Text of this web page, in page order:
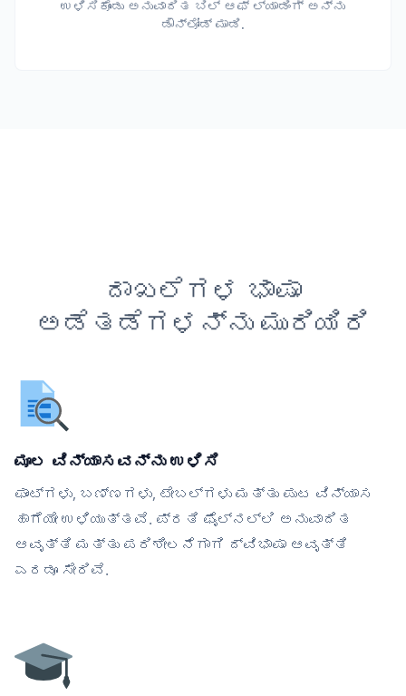
ಉಳಿಸಿಕೊಂಡು ಅನುವಾದಿತ ಬಿಲ್ ಆಫ್ ಲ್ಯಾಡಿಂಗ್ ಅನ್ನು
ಡೌನ್‌ಲೋಡ್ ಮಾಡಿ.
ದಾಖಲೆಗಳ ಭಾಷಾ
ಅಡೆತಡೆಗಳನ್ನು ಮುರಿಯಿರಿ
ಮೂಲ ವಿನ್ಯಾಸವನ್ನು ಉಳಿಸಿ
ಫಾಂಟ್‌ಗಳು, ಬಣ್ಣಗಳು, ಟೇಬಲ್‌ಗಳು ಮತ್ತು ಪುಟ ವಿನ್ಯಾಸ
ಹಾಗೆಯೇ ಉಳಿಯುತ್ತವೆ. ಪ್ರತಿ ಫೈಲ್‌ನಲ್ಲಿ ಅನುವಾದಿತ
ಆವೃತ್ತಿ ಮತ್ತು ಪರಿಶೀಲನೆಗಾಗಿ ದ್ವಿಭಾಷಾ ಆವೃತ್ತಿ
ಎರಡೂ ಸೇರಿವೆ.